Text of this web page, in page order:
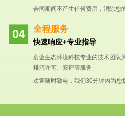
合同期间不产生任何费用，消除您
全程服务
快速响应+专业指导
蔚蓝生态环境科技专业的技术团队
排污许可、安评等服务
欢迎随时致电，我们30分钟内为您